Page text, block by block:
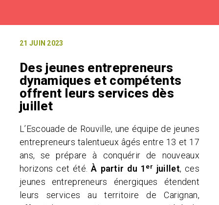
21 JUIN 2023
Des jeunes entrepreneurs
dynamiques et compétents
offrent leurs services dès
juillet
L’Escouade de Rouville, une équipe de jeunes
entrepreneurs talentueux âgés entre 13 et 17
ans, se prépare à conquérir de nouveaux
horizons cet été. À partir du 1 er juillet, ces
jeunes entrepreneurs énergiques étendent
leurs services au territoire de Carignan,